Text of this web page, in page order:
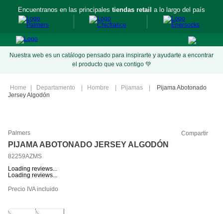
Encuentranos en las principales tiendas retail a lo largo del país
Nuestra web es un catálogo pensado para inspirarte y ayudarte a encontrar
el producto que va contigo 💚
Departamento Hombre Pijamas
Pijama Abotonado
Jersey Algodón
Palmers Compartir
PIJAMA ABOTONADO JERSEY ALGODÓN
82259AZMS
Loading reviews...
Loading reviews...
Precio IVA incluido